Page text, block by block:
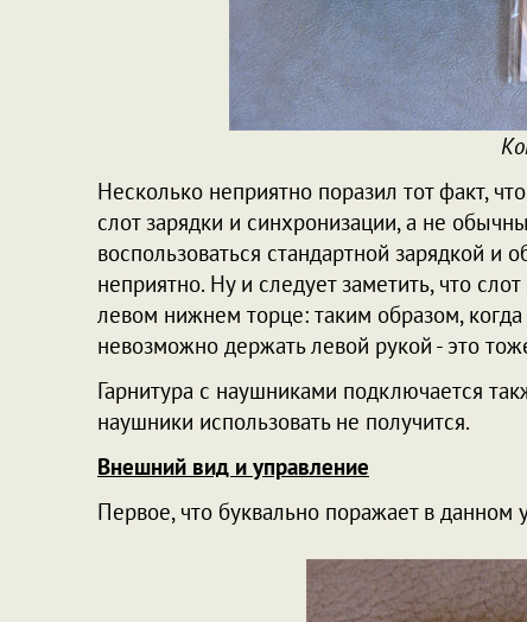
Несколько неприятно поразил тот факт,
слот зарядки и синхронизации, а не
воспользоваться стандартной зарядкой
неприятно. Ну и следует заметить, что
левом нижнем торце: таким образом,
невозможно держать левой рукой - это
Гарнитура с наушниками подключается
наушники использовать не получится.
Внешний вид и управление
Первое, что буквально поражает в данном